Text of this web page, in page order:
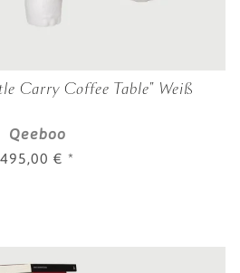
Carry Coffee Table" Weiß
Qeeboo
495,00 € *